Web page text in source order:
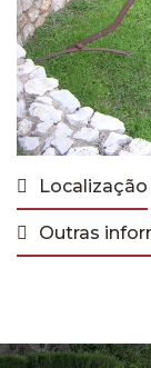
Localização
Outras